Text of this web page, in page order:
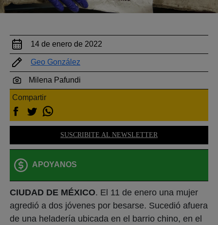
14 de enero de 2022
Geo González
Milena Pafundi
Compartir
SUSCRIBITE AL NEWSLETTER
APOYANOS
CIUDAD DE MÉXICO. El 11 de enero una mujer
agredió a dos jóvenes por besarse. Sucedió afuera
de una heladería ubicada en el barrio chino, en el